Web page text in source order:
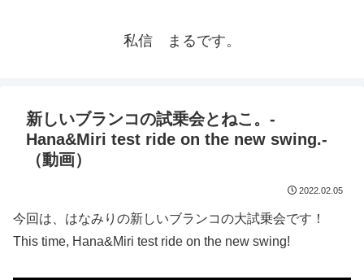
私信 まるです。
新しいブランコの試乗会とねこ。-
Hana&Miri test ride on the new swing.-
（動画）
2022.02.05
今回は、はなみりの新しいブランコの大試乗会です！
This time, Hana&Miri test ride on the new swing!